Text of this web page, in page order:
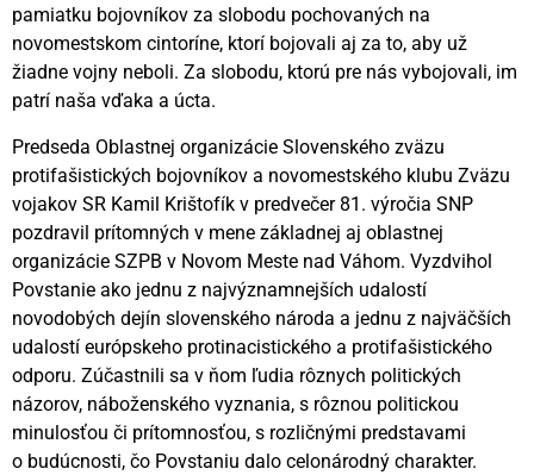
pamiatku bojovníkov za slobodu pochovaných na
novomestskom cintoríne, ktorí bojovali aj za to, aby už
žiadne vojny neboli. Za slobodu, ktorú pre nás vybojovali, im
patrí naša vďaka a úcta.
Predseda Oblastnej organizácie Slovenského zväzu
protifašistických bojovníkov a novomestského klubu Zväzu
vojakov SR Kamil Krištofík v predvečer 81. výročia SNP
pozdravil prítomných v mene základnej aj oblastnej
organizácie SZPB v Novom Meste nad Váhom. Vyzdvihol
Povstanie ako jednu z najvýznamnejších udalostí
novodobých dejín slovenského národa a jednu z najväčších
udalostí európskeho protinacistického a protifašistického
odporu. Zúčastnili sa v ňom ľudia rôznych politických
názorov, náboženského vyznania, s rôznou politickou
minulosťou či prítomnosťou, s rozličnými predstavami
o budúcnosti, čo Povstaniu dalo celonárodný charakter.